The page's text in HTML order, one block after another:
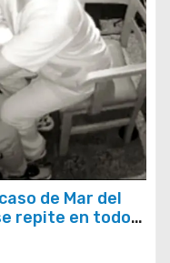
de Mar del
repite en todo